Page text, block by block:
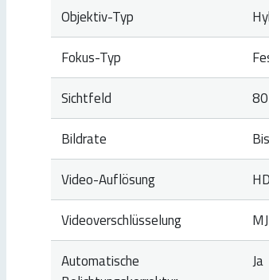
Objektiv-Typ
Fokus-Typ
Sichtfeld
Bildrate
Video-Auflösung
Videoverschlüsselung
Automatische
Ja